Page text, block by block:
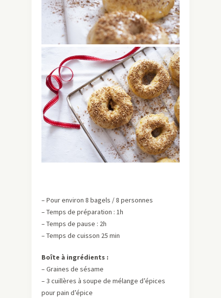
– Pour environ 8 bagels / 8 personnes
– Temps de préparation : 1h
– Temps de pause : 2h
– Temps de cuisson 25 min
Boîte à ingrédients :
– Graines de sésame
– 3 cuillères à soupe de mélange d’épices
pour pain d’épice